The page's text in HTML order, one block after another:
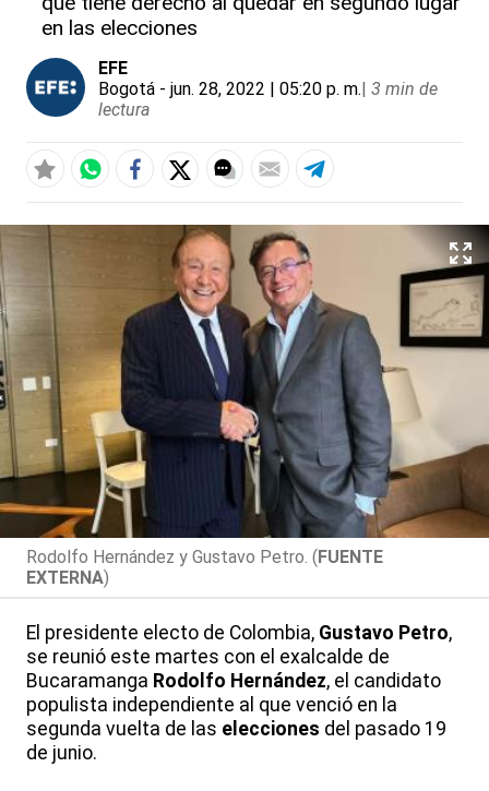
en las elecciones
EFE
Bogotá - jun. 28, 2022 | 05:20 p. m.| 3 min de
lectura
Rodolfo Hernández y Gustavo Petro. (FUENTE
EXTERNA)
El presidente electo de Colombia, Gustavo Petro,
se reunió este martes con el exalcalde de
Bucaramanga Rodolfo Hernández, el candidato
populista independiente al que venció en la
segunda vuelta de las elecciones del pasado 19
de junio.